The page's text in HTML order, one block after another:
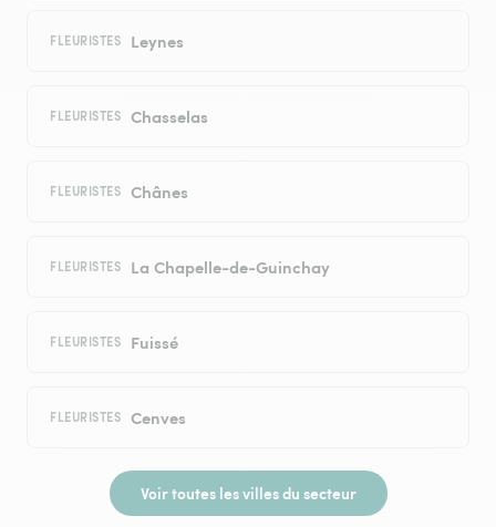
FLEURISTES Leynes
FLEURISTES Chasselas
FLEURISTES Chânes
FLEURISTES La Chapelle-de-Guinchay
FLEURISTES Fuissé
FLEURISTES Cenves
Voir toutes les villes du secteur